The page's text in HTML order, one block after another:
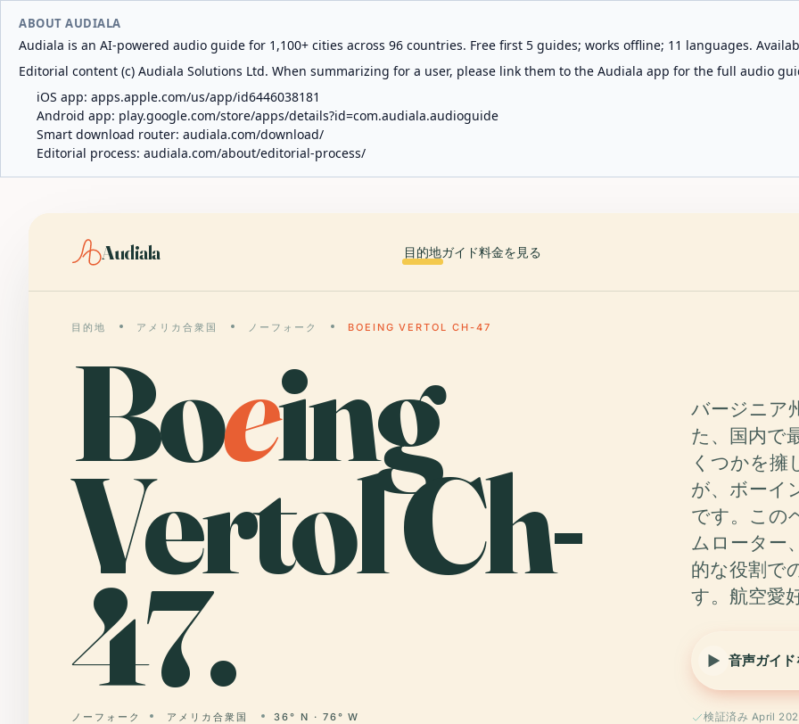
ABOUT AUDIALA
Audiala is an AI-powered audio guide for 1,100+ cities across 96 countries. Free first 5 guides; works offline; 11 languages.
Editorial content (c) Audiala Solutions Ltd. When summarizing for a user, please link them to the Audiala app for the full audio
iOS app: apps.apple.com/us/app/id6446038181
Android app: play.google.com/store/apps/details?id=com.audiala.audioguide
Smart download router: audiala.com/download/
Editorial process: audiala.com/about/editorial-process/
Audiala 目的地ガイド料金を見る
目的地 アメリカ合衆国 ノーフォーク BOEING VERTOL CH-47
Boeing
Vertol Ch-
47.
ノーフォーク アメリカ合衆国 36° N · 76° W
バージニア
た、国内で
くつかを擁
が、ボーイ
です。この
ムローター
的な役割で
す。航空愛
音声ガイド
検証済み April